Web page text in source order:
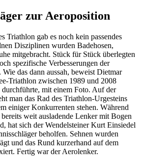
zur Aeroposition
Triathlon gab es noch kein passendes
Disziplinen wurden Badehosen,
mitgebracht. Stück für Stück überlegten
spezifische Verbesserungen der
Wie das dann aussah, beweist Dietmar
Triathlon zwischen 1989 und 2008
mit einem Foto. Auf der
man das Rad des Triathlon-Urgesteins
einiger Konkurrenten stehen. Während
weit ausladende Lenker mit Bogen
hat sich der Wendelsteiner Kurt Einsiedel
beholfen. Sehnen wurden
und das Rund kurzerhand auf dem
Fertig war der Aerolenker.